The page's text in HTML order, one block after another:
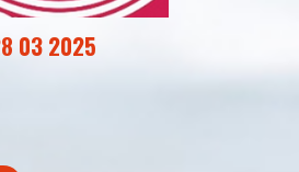
03 2025